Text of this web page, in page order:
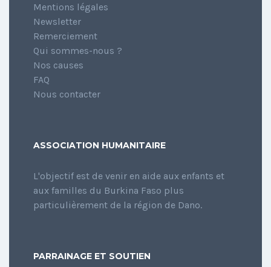
Mentions légales
Newsletter
Remerciement
Qui sommes-nous ?
Nos causes
FAQ
Nous contacter
ASSOCIATION HUMANITAIRE
L'objectif est de venir en aide aux enfants et
aux familles du Burkina Faso plus
particulièrement de la région de Dano.
PARRAINAGE ET SOUTIEN